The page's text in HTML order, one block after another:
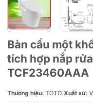
Bàn cầu một
tích hợp nắp
TCF23460AAA
Thương hiệu: TOTO Xuất xứ: